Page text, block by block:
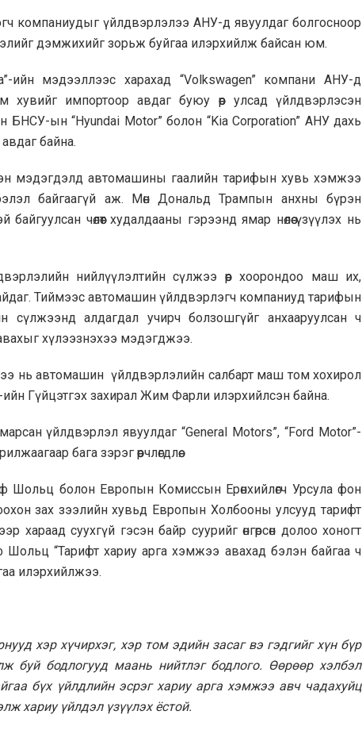
компаниудыг үйлдвэрлэлээ АНУ-д явуулдаг болгосноор
дэмжихийг зорьж буйгаа илэрхийлж байсан юм.
ийн мэдээллээс харахад “Volkswagen” компани АНУ-д
импортоор авдаг буюу өөр улсад үйлдвэрлэсэн
ын “Hyundai Motor” болон “Kia Corporation” АНУ дахь
байна.
мэдэгдэлд автомашины гаалийн тарифын хувь хэмжээ
байгаагүй аж. Мөн Дональд Трампын анхны бүрэн
чөлөөт худалдааны гэрээнд ямар нөлөө үзүүлэх нь
нийлүүлэлтийн сүлжээ өөр хоорондоо маш их,
Тиймээс автомашин үйлдвэрлэгч компаниуд тарифын
сүлжээнд алдагдал учирч болзошгүйг анхааруулсан ч
хүлээзнэхээ мэдэгджээ.
нь автомашин үйлдвэрлэлийн салбарт маш том хохирол
Гүйцэтгэх захирал Жим Фарли илэрхийлсэн байна.
үйлдвэрлэл явуулдаг “General Motors”, “Ford Motor”-
бага зэрэг өөрчлөгдлөө.
болон Европын Комиссын Ерөнхийлөгч Урсула фон
зах зээлийн хувьд Европын Холбооны улсууд тарифт
хараад суухгүй гэсэн байр суурийг өнгөрсөн долоо хоногт
“Тарифт хариу арга хэмжээ авахад бэлэн байгаа ч
илэрхийлжээ.
хэр хүчирхэг, хэр том эдийн засаг вэ гэдгийг хүн бүр
буй бодлогууд маань нийтлэг бодлого. Өөрөөр хэлбэл
бүх үйлдлийн эсрэг хариу арга хэмжээ авч чадахуйц
хариу үйлдэл үзүүлэх ёстой.